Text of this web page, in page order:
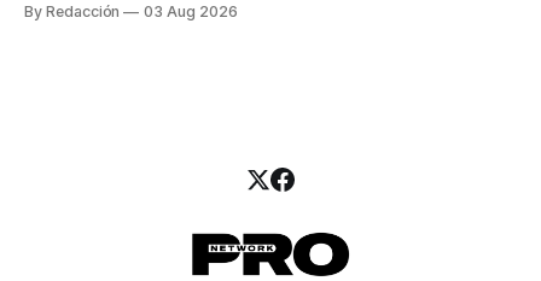
artesanal, ingredientes de calidad y experiencias que
By Redacción 03 Aug 2026